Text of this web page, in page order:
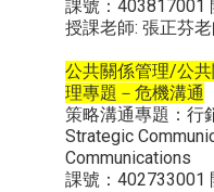
課號：403817001
授課老師: 張正芬
公共關係管理/公
理專題－危機溝通
策略溝通專題：行
Strategic
Communications
課號：402733001